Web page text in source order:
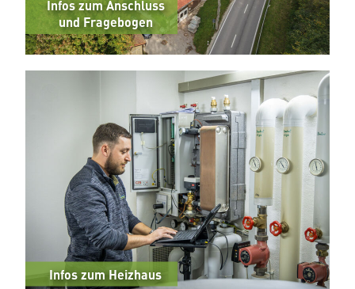
Infos zum Anschluss
und Fragebogen
Infos zum Heizhaus